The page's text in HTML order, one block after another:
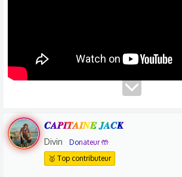
𝑪𝑨𝑷𝑰𝑻𝑨𝑰𝑵𝑬 𝑱𝑨𝑪𝑲
Divin
Donateur 🤲
🥇 Top contributeur